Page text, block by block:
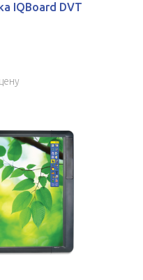
IQBoard DVT